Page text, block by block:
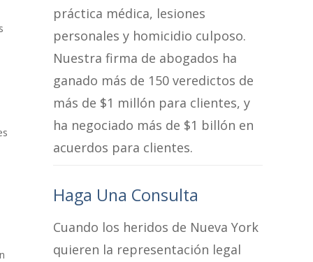
práctica médica, lesiones
personales y homicidio culposo.
Nuestra firma de abogados ha
ganado más de 150 veredictos de
más de $1 millón para clientes, y
ha negociado más de $1 billón en
acuerdos para clientes.
Haga Una Consulta
Cuando los heridos de Nueva York
quieren la representación legal